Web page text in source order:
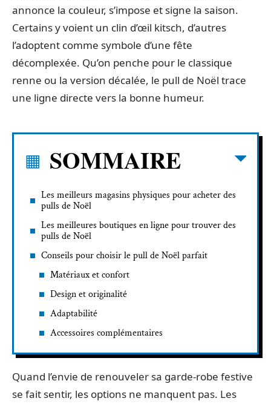
annonce la couleur, s’impose et signe la saison.
Certains y voient un clin d’œil kitsch, d’autres
l’adoptent comme symbole d’une fête
décomplexée. Qu’on penche pour le classique
renne ou la version décalée, le pull de Noël trace
une ligne directe vers la bonne humeur.
SOMMAIRE
Les meilleurs magasins physiques pour acheter des
pulls de Noël
Les meilleures boutiques en ligne pour trouver des
pulls de Noël
Conseils pour choisir le pull de Noël parfait
Matériaux et confort
Design et originalité
Adaptabilité
Accessoires complémentaires
Quand l’envie de renouveler sa garde-robe festive
se fait sentir, les options ne manquent pas. Les